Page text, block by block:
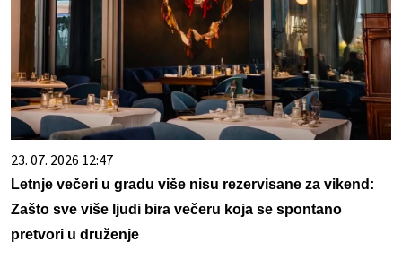
23. 07. 2026 12:47
Letnje večeri u gradu više nisu rezervisane za vikend:
Zašto sve više ljudi bira večeru koja se spontano
pretvori u druženje